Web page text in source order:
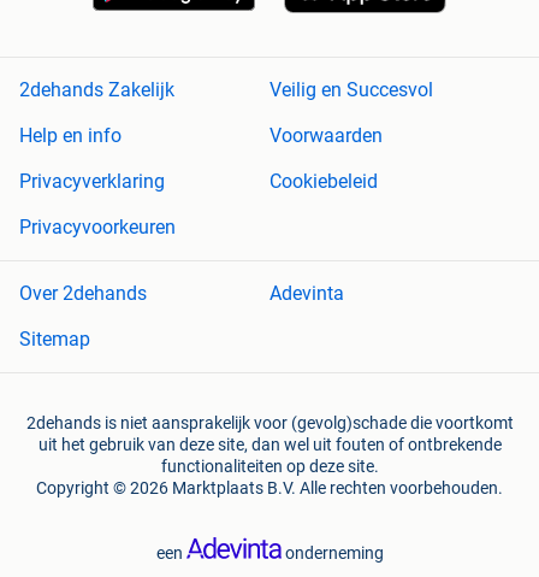
2dehands Zakelijk
Veilig en Succesvol
Help en info
Voorwaarden
Privacyverklaring
Cookiebeleid
Privacyvoorkeuren
Over 2dehands
Adevinta
Sitemap
2dehands is niet aansprakelijk voor (gevolg)schade die voortkomt
uit het gebruik van deze site, dan wel uit fouten of ontbrekende
functionaliteiten op deze site.
Copyright © 2026 Marktplaats B.V. Alle rechten voorbehouden.
een onderneming